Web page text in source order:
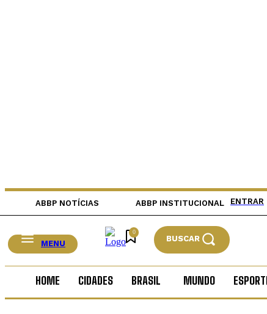
ABBP NOTÍCIAS ABBP INSTITUCIONAL ENTRAR
MENU
0
BUSCAR
HOME CIDADES BRASIL MUNDO